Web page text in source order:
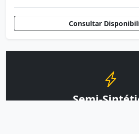
Consultar
Semi-